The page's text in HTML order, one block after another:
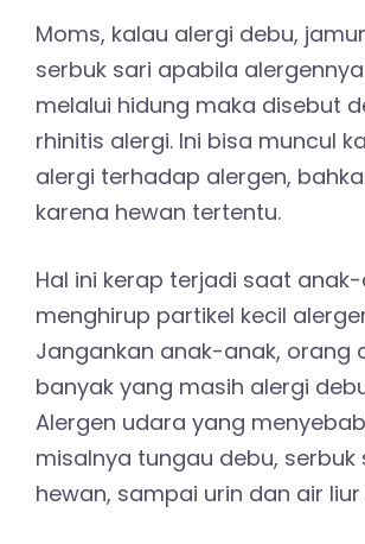
Moms, kalau alergi debu,
serbuk sari apabila
melalui hidung maka disebut
rhinitis alergi. Ini bisa muncul
alergi terhadap alergen,
karena hewan tertentu.
Hal ini kerap terjadi saat
menghirup partikel kecil
Jangankan anak-anak, orang
banyak yang masih alergi
Alergen udara yang
misalnya tungau debu, serbuk
hewan, sampai urin dan air liur